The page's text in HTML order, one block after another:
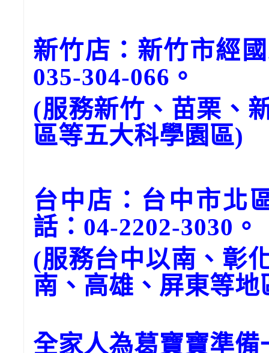
新竹店：新竹市經
035-304-066。
(服務新竹、苗栗、
區等五大科學園區)
台中店：台中市北
話：04-2202-3030。
(服務台中以南、彰
南、高雄、屏東等地
全家人為葛寶寶準